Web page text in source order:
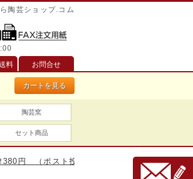
陶芸ショップ.コム
料 お問合せ
カートを見る
陶芸窯
セット商品
ポスト投函は240円）、一万円以上のお買い